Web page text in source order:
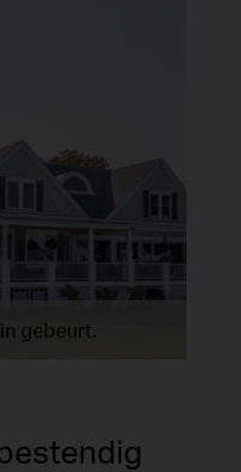
gebeurt.